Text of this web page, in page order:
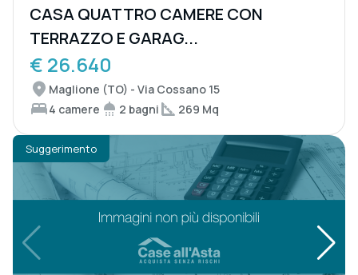
CASA QUATTRO CAMERE CON
TERRAZZO E GARAG...
€ 26.640
Maglione (TO) - Via Cossano 15
4 camere
2 bagni 269 Mq
Suggerimento